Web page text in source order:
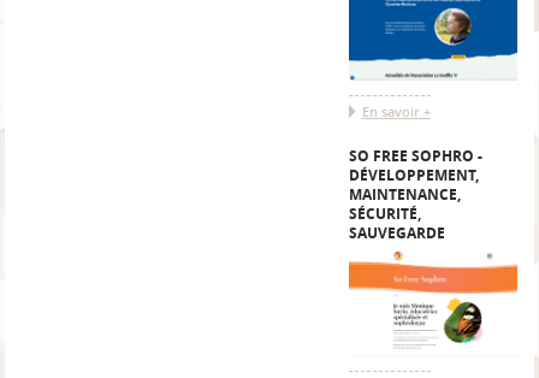
En savoir +
SO FREE SOPHRO -
DÉVELOPPEMENT,
MAINTENANCE,
SÉCURITÉ,
SAUVEGARDE